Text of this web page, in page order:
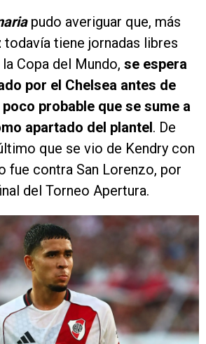
pudo averiguar que, más
todavía tiene jornadas libres
Copa del Mundo, se espera
por el Chelsea antes de
probable que se sume a
apartado del plantel . De
que se vio de Kendry con
fue contra San Lorenzo, por
del Torneo Apertura.